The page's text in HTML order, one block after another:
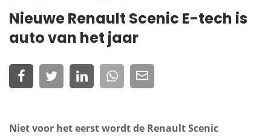
Nieuwe Renault Scenic E-tech is
auto van het jaar
Niet voor het eerst wordt de Renault Scenic